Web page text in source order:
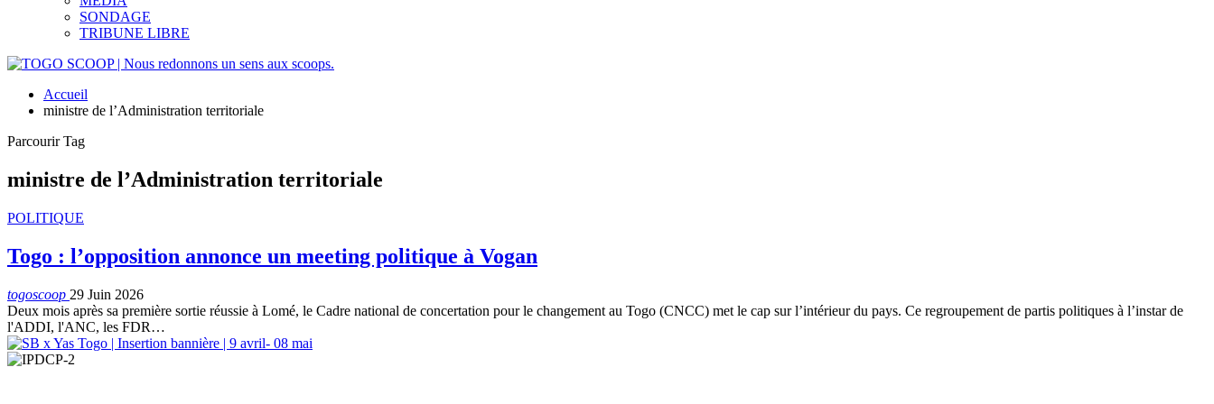
SONDAGE
TRIBUNE LIBRE
Accueil
ministre de l’Administration territoriale
Parcourir Tag
ministre de l’Administration territoriale
POLITIQUE
Togo : l’opposition annonce un meeting politique à Vogan
togoscoop 29 Juin 2026
Deux mois après sa première sortie réussie à Lomé, le Cadre national de concertation pour le changement au Togo (CNCC) met le cap sur l’intérieur du pays. Ce regroupement de partis politiques à l’instar de
l'ADDI, l'ANC, les FDR…